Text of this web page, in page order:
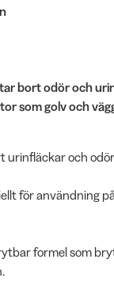
bort odör och
som golv och
urinfläckar och
för användning
formel som